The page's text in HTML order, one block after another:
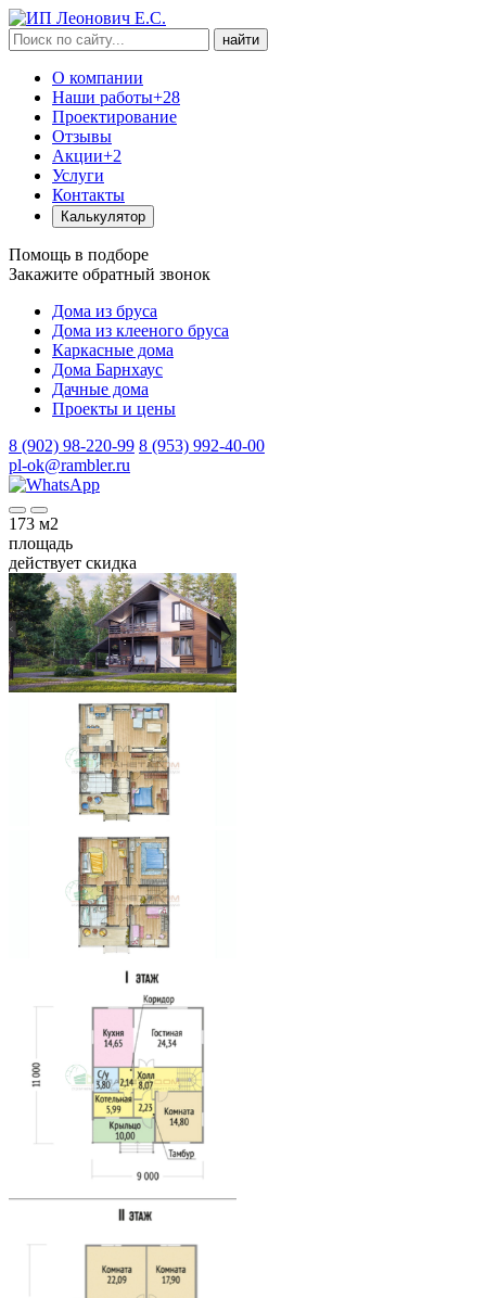
найти
О компании
Наши работы+28
Проектирование
Отзывы
Акции+2
Услуги
Контакты
Калькулятор
Помощь в подборе
Закажите обратный звонок
Дома из бруса
Дома из клееного бруса
Каркасные дома
Дома Барнхаус
Дачные дома
Проекты и цены
8 (902) 98-220-99 8 (953) 992-40-00
pl-ok@rambler.ru
173 м2
площадь
действует скидка